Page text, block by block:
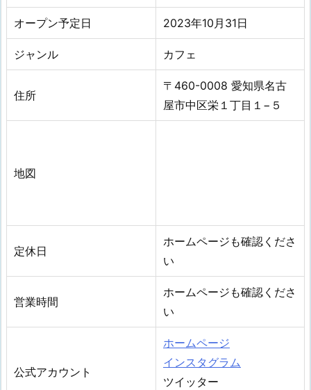
オープン予定日 2023年10月31日
ジャンル カフェ
住所
〒460-0008 愛知県名古
屋市中区栄１丁目１−５
地図
定休日
ホームページも確認くださ
い
営業時間
ホームページも確認くださ
い
公式アカウント
ホームページ
インスタグラム
ツイッター